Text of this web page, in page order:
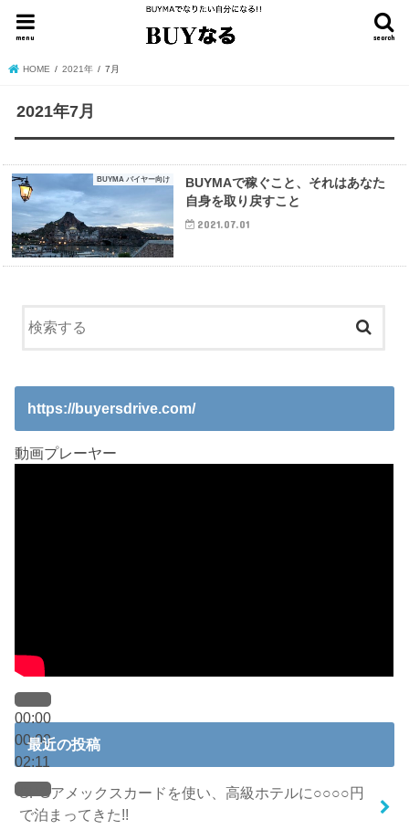
search
menu
HOME 2021年 7月
2021年7月
BUYMA バイヤー向け
BUYMAで稼ぐこと、それはあなた
自身を取り戻すこと
2021.07.01
https://buyersdrive.com/
動画プレーヤー
00:00
00:00
02:11
最近の投稿
SPGアメックスカードを使い、高級ホテルに○○○○円
で泊まってきた!!